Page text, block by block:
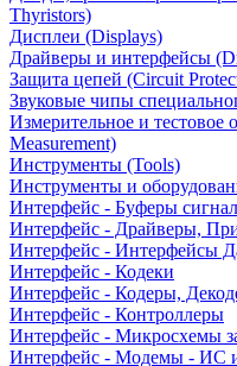
Thyristors)
Дисплеи (Displays)
Драйверы и интерфейсы
Защита цепей (Circuit
Звуковые чипы
Измерительное и тестовое
Measurement)
Инструменты (Tools)
Инструменты и
Интерфейс - Буферы
Интерфейс - Драйверы,
Интерфейс - Интерфейсы
Интерфейс - Кодеки
Интерфейс - Кодеры,
Интерфейс - Контроллеры
Интерфейс - Микросхемы
Интерфейс - Модемы - ИС